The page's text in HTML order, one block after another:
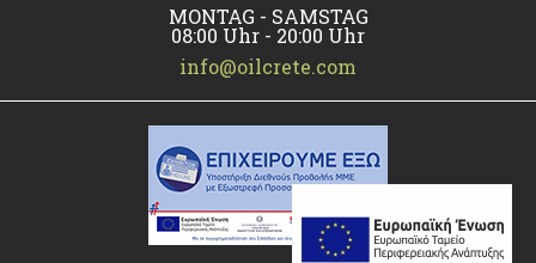
MONTAG - SAMSTAG
08:00 Uhr - 20:00 Uhr
info@oilcrete.com